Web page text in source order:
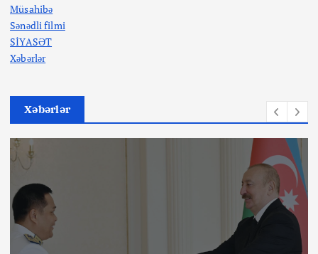
Müsahibə
Sənədli filmi
SİYASƏT
Xəbərlər
Xəbərlər